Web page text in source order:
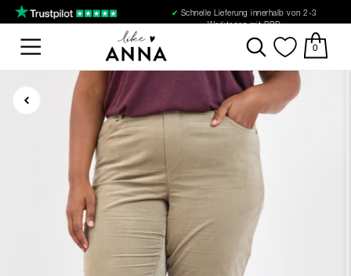
✔ Schnelle Lieferung innerhalb von 2-3
Werktagen mit DPD
0